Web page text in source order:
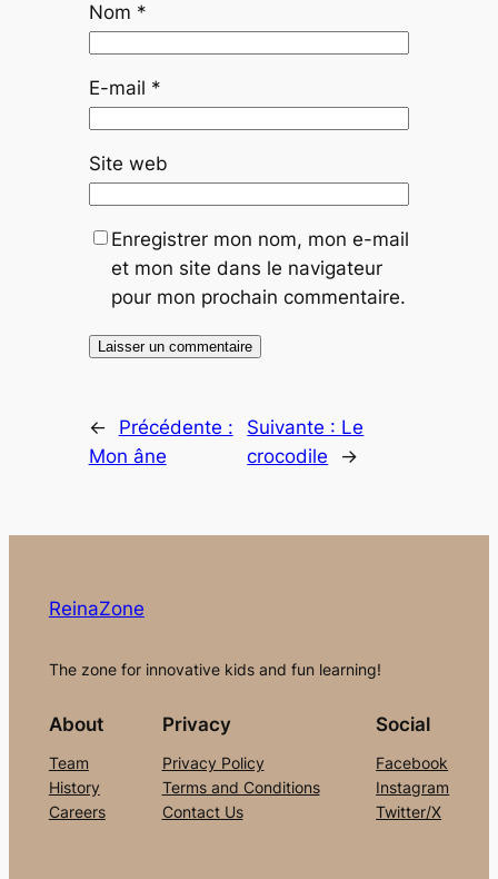
Nom *
E-mail *
Site web
Enregistrer mon nom, mon e-mail
et mon site dans le navigateur
pour mon prochain commentaire.
←
Précédente :
Mon âne
Suivante : Le
crocodile
→
ReinaZone
The zone for innovative kids and fun learning!
About
Team
History
Careers
Privacy
Privacy Policy
Terms and Conditions
Contact Us
Social
Facebook
Instagram
Twitter/X